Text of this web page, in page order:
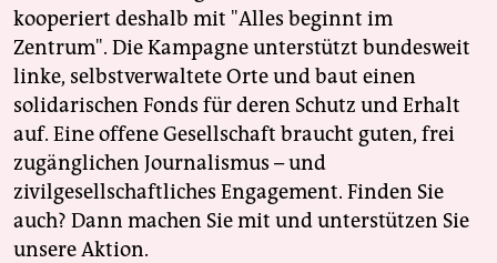
kooperiert deshalb mit "Alles beginnt im
Zentrum". Die Kampagne unterstützt bundesweit
linke, selbstverwaltete Orte und baut einen
solidarischen Fonds für deren Schutz und Erhalt
auf. Eine offene Gesellschaft braucht guten, frei
zugänglichen Journalismus – und
zivilgesellschaftliches Engagement. Finden Sie
auch? Dann machen Sie mit und unterstützen Sie
unsere Aktion.